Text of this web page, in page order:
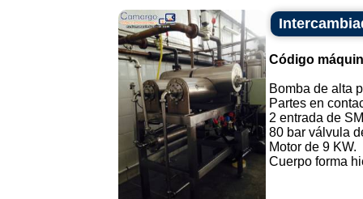
Código
Bomba de alta
Partes en
2 entrada de
80 bar válvula
Motor de 9 KW.
Cuerpo forma